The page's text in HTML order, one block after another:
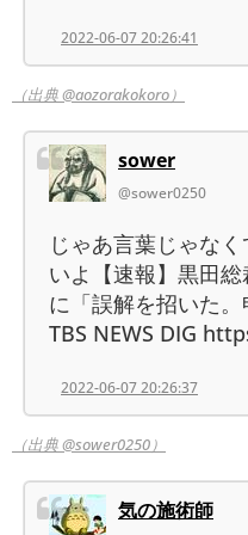
2022-06-07 20:26:41
（出典 @aozorakokoro）
sower
@sower0250
じゃあ言葉じゃな
いよ【速報】黒田
に「誤解を招いた
TBS NEWS DIG
2022-06-07 20:26:37
（出典 @sower0250）
気の施術師